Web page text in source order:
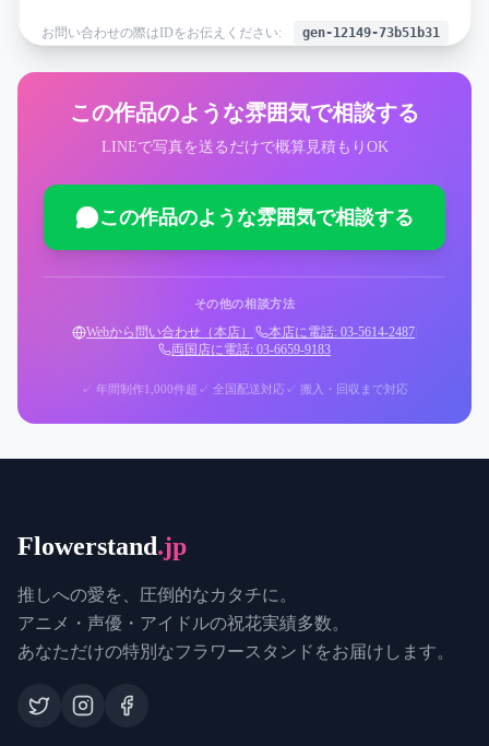
お問い合わせの際はIDをお伝えください: gen-12149-73b51b31
この作品のような雰囲気で相談する
LINEで写真を送るだけで概算見積もりOK
この作品のような雰囲気で相談する
その他の相談方法
Webから問い合わせ（本店） 本店に電話: 03-5614-2487
両国店に電話: 03-6659-9183
✓ 年間制作1,000件超 ✓ 全国配送対応 ✓ 搬入・回収まで対応
Flowerstand.jp
推しへの愛を、圧倒的なカタチに。
アニメ・声優・アイドルの祝花実績多数。
あなただけの特別なフラワースタンドをお届けします。